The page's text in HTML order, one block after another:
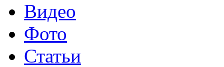
Видео
Фото
Статьи